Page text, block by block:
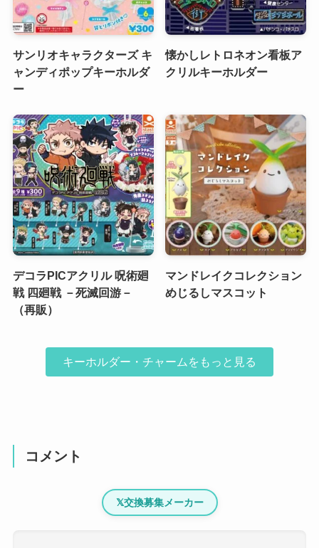
サンリオキャラクターズ キ
ャンディポップキーホルダ
ー
懐かしレトロネオン看板ア
クリルキーホルダー
デコラPICアクリル 呪術廻
戦 四廻戦 －死滅回游－
（再販）
マンドレイクコレクション
めじるしマスコット
キーホルダー・チャームをもっと見る
コメント
𝕏交換募集メーカー